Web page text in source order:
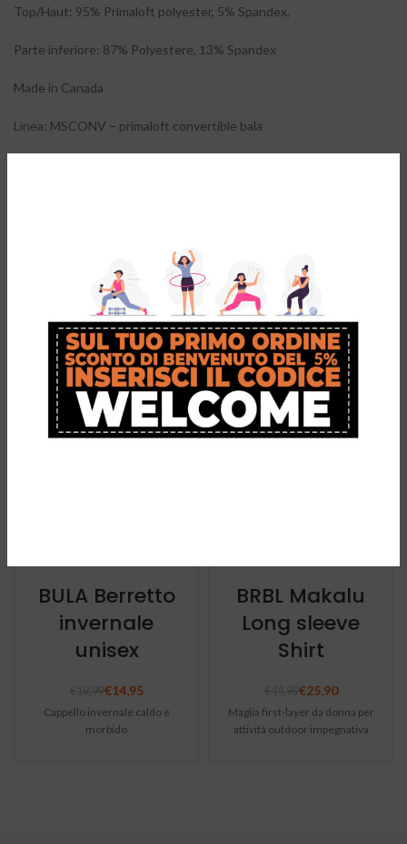
Top/Haut: 95% Primaloft polyester, 5% Spandex,
Parte inferiore: 87% Polyestere, 13% Spandex
Made in Canada
Linea: MSCONV – primaloft convertible bala
RESO & CAMBIO GRATUITO
PRODOTTI CORRELATI
BULA Berretto
invernale
unisex
€14,95
Cappello invernale caldo e
morbido
-42%
BRBL Makalu
Long sleeve
Shirt
€25,90
Maglia first-layer da donna per
attività outdoor impegnativa